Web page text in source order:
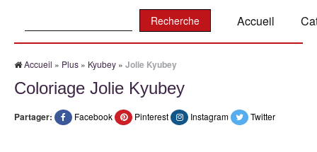
Accueil
Accueil » Plus » Kyubey » Jolie Kyubey
Coloriage Jolie Kyubey
Partager: Facebook Pinterest Instagram Twitter